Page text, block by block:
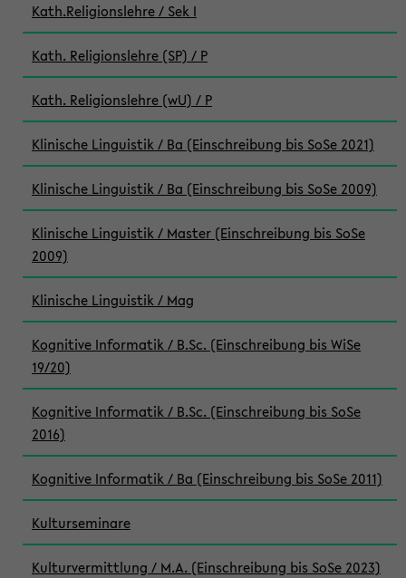
Kath.Religionslehre / Sek I
Kath. Religionslehre (SP) / P
Kath. Religionslehre (wU) / P
Klinische Linguistik / Ba (Einschreibung bis SoSe 2021)
Klinische Linguistik / Ba (Einschreibung bis SoSe 2009)
Klinische Linguistik / Master (Einschreibung bis SoSe
2009)
Klinische Linguistik / Mag
Kognitive Informatik / B.Sc. (Einschreibung bis WiSe
19/20)
Kognitive Informatik / B.Sc. (Einschreibung bis SoSe
2016)
Kognitive Informatik / Ba (Einschreibung bis SoSe 2011)
Kulturseminare
Kulturvermittlung / M.A. (Einschreibung bis SoSe 2023)